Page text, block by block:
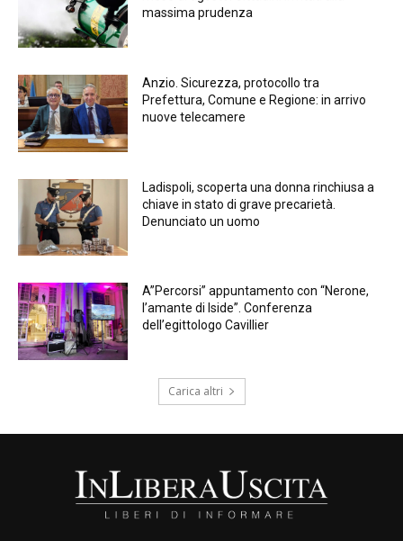
massima prudenza
Anzio. Sicurezza, protocollo tra
Prefettura, Comune e Regione: in arrivo
nuove telecamere
Ladispoli, scoperta una donna rinchiusa a
chiave in stato di grave precarietà.
Denunciato un uomo
A”Percorsi” appuntamento con “Nerone,
l’amante di Iside”. Conferenza
dell’egittologo Cavillier
Carica altri